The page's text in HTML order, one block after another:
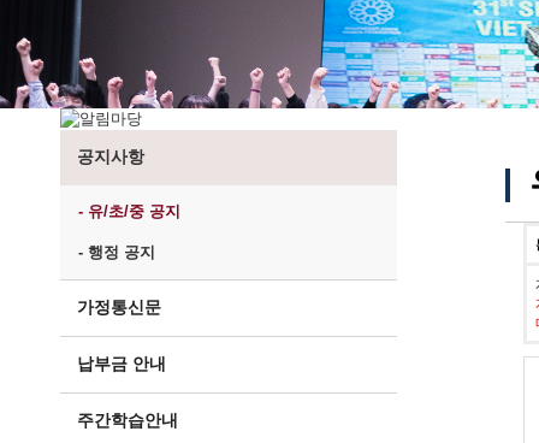
위치/전화
전경사진
공지사항
- 유/초/중 공지
- 행정 공지
가정통신문
납부금 안내
주간학습안내